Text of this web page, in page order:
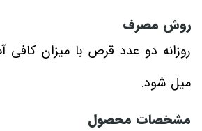
روش مصرف
روزانه دو عدد قرص با میزان کافی
میل شود.
مشخصات محصول